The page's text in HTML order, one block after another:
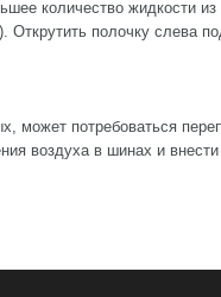
количество жидкости из
полочку слева
может потребоваться
воздуха в шинах и